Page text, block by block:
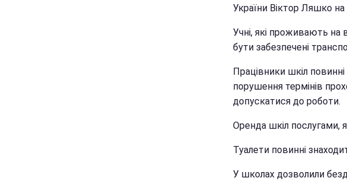
України Віктор Ляшко на
Учні, які проживають на
бути забезпечені
Працівники шкіл
порушення термінів
допускатися до роботи.
Оренда шкіл послугами,
Туалети повинні
У школах дозволили